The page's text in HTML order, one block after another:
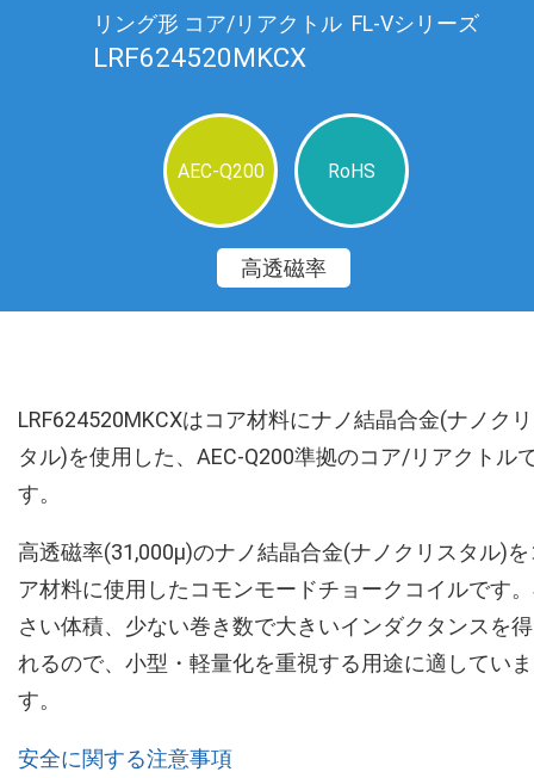
リング形 コア/リアクトル ​ FL-Vシリーズ
LRF624520MKCX
AEC-Q200 RoHS
高透磁率
LRF624520MKCXはコア材料にナノ結晶合金(ナノク
タル)を使用した、AEC-Q200準拠のコア/リアクトル
す。
高透磁率(31,000µ)のナノ結晶合金(ナノクリスタル)を
ア材料に使用したコモンモードチョークコイルです
さい体積、少ない巻き数で大きいインダクタンスを
れるので、小型・軽量化を重視する用途に適していま
す。
安全に関する注意事項